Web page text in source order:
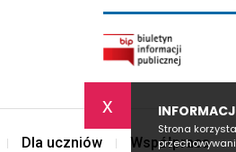
x
Strona
Dla uczniów Współpraca